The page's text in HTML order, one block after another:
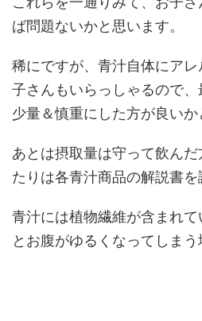
ば問題ないかと思います。
稀にですが、青汁自体にア
子さんもいらっしゃるので
少量＆慎重にした方が良いか
あとは摂取量は守って飲ん
たりは各青汁商品の解説書を
青汁には植物繊維が含まれ
とお腹がゆるくなってしま